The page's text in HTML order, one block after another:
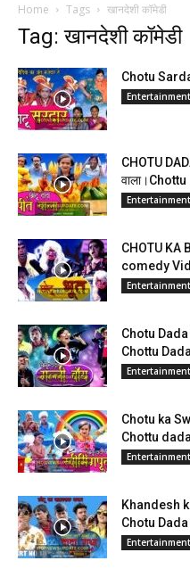
Home Tags खानदेशी कॉमेडी
Tag: खानदेशी कॉमेडी
Chotu
Entertainment
CHOTU
Entertainment
CHOTU KA
comedy
Entertainment
Chotu Dada
Chottu
Entertainment
Chotu ka
Chottu
Entertainment
Khandesh
Chotu
Entertainment